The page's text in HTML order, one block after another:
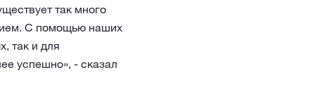
так много
С помощью наших
так и для
успешно», - сказал